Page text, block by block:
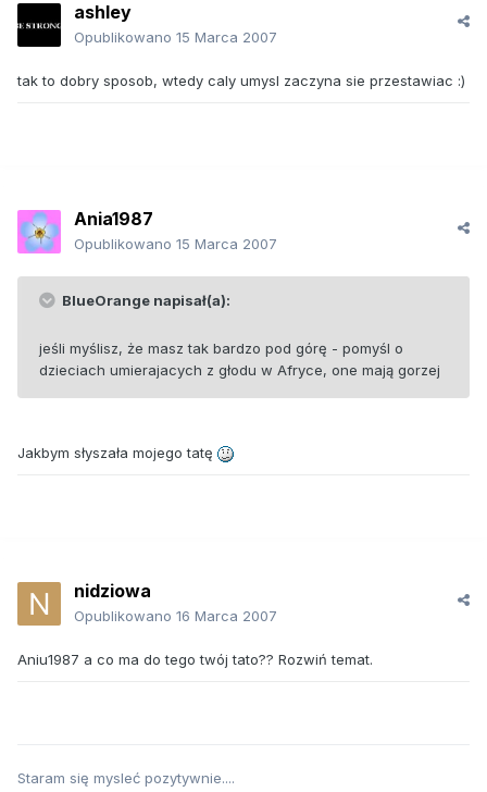
ashley
Opublikowano 15 Marca 2007
tak to dobry sposob, wtedy caly umysl zaczyna sie przestawiac :)
Ania1987
Opublikowano 15 Marca 2007
BlueOrange napisał(a):
jeśli myślisz, że masz tak bardzo pod górę - pomyśl o
dzieciach umierajacych z głodu w Afryce, one mają gorzej
Jakbym słyszała mojego tatę
nidziowa
Opublikowano 16 Marca 2007
Aniu1987 a co ma do tego twój tato?? Rozwiń temat.
Staram się mysleć pozytywnie....